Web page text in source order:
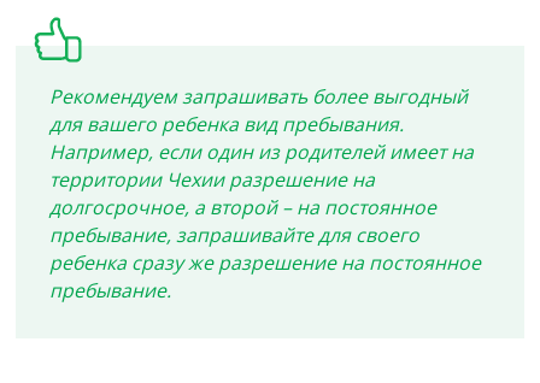
Рекомендуем запрашивать более выгодный
для вашего ребенка вид пребывания.
Например, если один из родителей имеет на
территории Чехии разрешение на
долгосрочное, а второй – на постоянное
пребывание, запрашивайте для своего
ребенка сразу же разрешение на постоянное
пребывание.